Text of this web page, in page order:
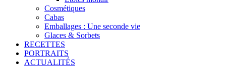
Cosmétiques
Cabas
Emballages : Une seconde vie
Glaces & Sorbets
RECETTES
PORTRAITS
ACTUALITÉS